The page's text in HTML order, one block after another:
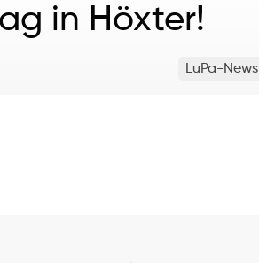
in Höxter!
LuPa-News